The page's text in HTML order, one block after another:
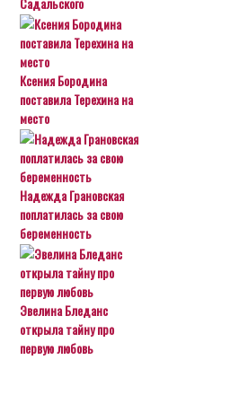
Ксения Бородина
поставила Терехина на
место
Надежда Грановская
поплатилась за свою
беременность
Эвелина Бледанс
открыла тайну про
первую любовь